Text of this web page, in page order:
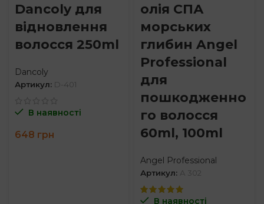
Dancoly для
відновлення
волосся 250ml
Dancoly
Артикул: D-401
В наявності
648 грн
олія СПА
морських
глибин Angel
Professional
для
пошкодженно
го волосся
60ml, 100ml
Angel Professional
Артикул: A 302
В наявності